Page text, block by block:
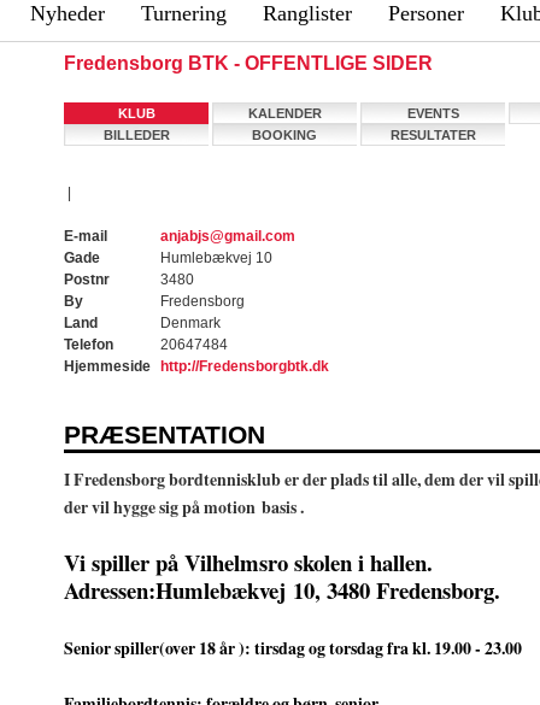
Nyheder Turnering Ranglister Personer
Fredensborg BTK - OFFENTLIGE SIDER
KLUB KALENDER
EVENTS
BILLEDER
BOOKING RESULTATER
E-mail
anjabjs@gmail.com
Gade
Humlebækvej 10
Postnr
3480
By
Fredensborg
Land
Denmark
Telefon
20647484
Hjemmeside
http://Fredensborgbtk.dk
PRÆSENTATION
I Fredensborg bordtennisklub er der plads til alle, dem der vil
der vil hygge sig på motion basis .
Vi spiller på Vilhelmsro skolen i hallen.
Adressen:Humlebækvej 10, 3480 Fredensborg.
Senior spiller(over 18 år ): tirsdag og torsdag fra kl. 19.00 - 23.00